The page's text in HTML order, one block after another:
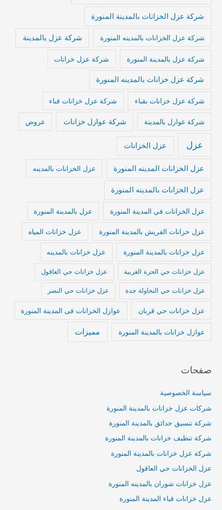
شركة عزل الخزانات بالمدينة المنورة
شركة عزل الخزانات بالمدينه المنورة شركة عزل بالمدينة
شركة عزل بالمدينة المنورة شركة عزل خزانات
شركة عزل خزانات بالمدينه المنورة
شركة عزل خزانات بقباء شركة عزل خزانات قباء
شركة عوازل بالمدينة شركة عوازل خزانات عروض
عزل عزل الخزانات
عزل الخزانات المدينه المنورة عزل الخزانات بالمدينه
عزل الخزانات بالمدينه المنورة
عزل الخزانات في المدينة المنورة عزل بالمدينة المنورة
عزل خزانات الفريش بالمدينة المنورة عزل خزانات المياه
عزل خزانات بالمدينة المنورة عزل خزانات بالمدينه
عزل خزانات حي الحرة الغربية عزل خزانات حي العاقول
عزل خزانات حي النخاولة جدة عزل خزانات حي النصر
عزل خزانات حي قربان عوازل الخزانات فى المدينة المنورة
عوازل خزانات بالمدينة المنورة مميزات
صفحات
سياسة الخصوصية
شركات عزل خزانات بالمدينة المنورة
شركة تنسيق حدائق بالمدينة المنورة
شركة تنظيف خزانات بالمدينة المنورة
شركة عزل خزانات بالمدينة المنورة
عزل الخزانات حي العاقول
عزل خزانات شوران بالمدينه المنورة
عزل خزانات قباء المدينة المنورة